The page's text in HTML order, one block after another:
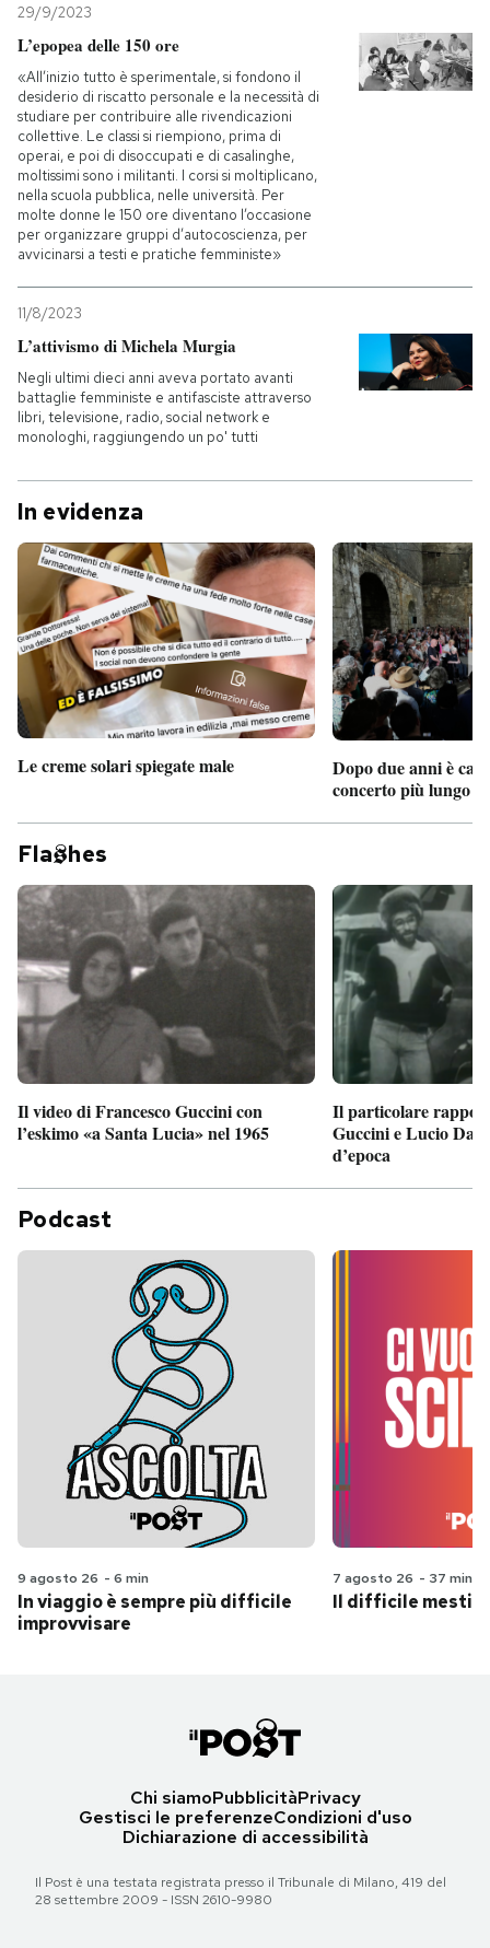
29/9/2023
L’epopea delle 150 ore
«All’inizio tutto è sperimentale, si fondono il
desiderio di riscatto personale e la necessità di
studiare per contribuire alle rivendicazioni
collettive. Le classi si riempiono, prima di
operai, e poi di disoccupati e di casalinghe,
moltissimi sono i militanti. I corsi si moltiplicano,
nella scuola pubblica, nelle università. Per
molte donne le 150 ore diventano l’occasione
per organizzare gruppi d’autocoscienza, per
avvicinarsi a testi e pratiche femministe»
11/8/2023
L’attivismo di Michela Murgia
Negli ultimi dieci anni aveva portato avanti
battaglie femministe e antifasciste attraverso
libri, televisione, radio, social network e
monologhi, raggiungendo un po' tutti
In evidenza
Le creme solari spiegate male
Dopo due anni è
concerto più lungo
Fla hes
Il video di Francesco Guccini con
l’eskimo «a Santa Lucia» nel 1965
Il particolare
Guccini e Lucio
d’epoca
Podcast
9 agosto 26 - 6 min
In viaggio è sempre più difficile
improvvisare
7 agosto 26 - 37 min
Il difficile
Chi siamoPubblicitàPrivacy
Gestisci le preferenzeCondizioni d'uso
Dichiarazione di accessibilità
Il Post è una testata registrata presso il Tribunale di Milano, 419 del
28 settembre 2009 - ISSN 2610-9980